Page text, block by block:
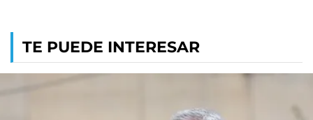
TE PUEDE INTERESAR